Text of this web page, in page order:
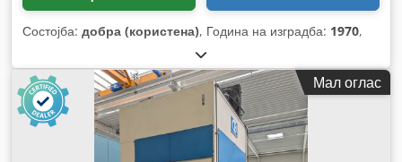
Состојба: добра (користена), Година на изградба: 1970,
Мал оглас